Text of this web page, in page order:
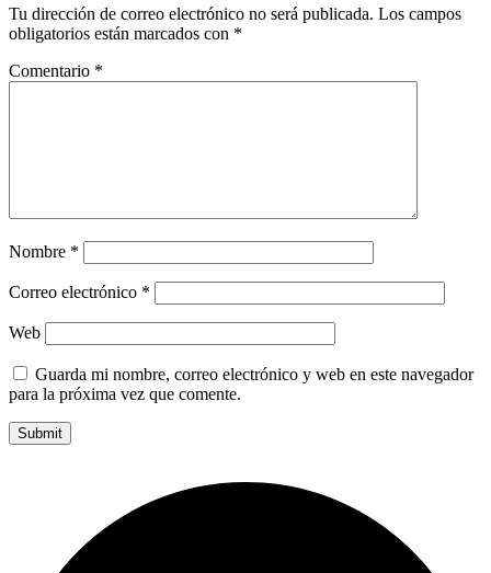
Tu dirección de correo electrónico no será publicada. Los campos
obligatorios están marcados con *
Comentario *
Nombre *
Correo electrónico *
Web
Guarda mi nombre, correo electrónico y web en este navegador
para la próxima vez que comente.